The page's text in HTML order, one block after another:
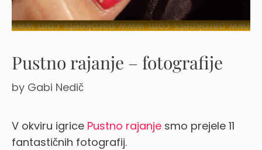
Pustno rajanje – fotografije
by Gabi Nedič
V okviru igrice Pustno rajanje smo prejele 11
fantastičnih fotografij.